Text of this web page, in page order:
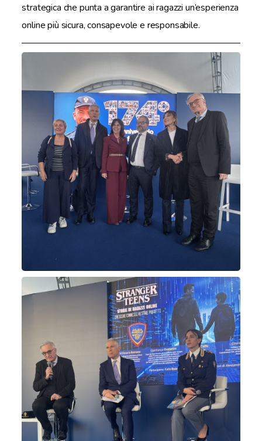
strategica che punta a garantire ai ragazzi un’esperienza
online più sicura, consapevole e responsabile.